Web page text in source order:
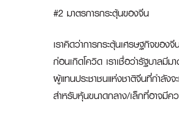
#2 มาตรการกระตุ้นของจีน
เราคิดว่าการกระตุ้นเศรษฐกิจขอ
ก่อนเกิดโควิด เราเชื่อว่ารัฐบาลมี
ผู้แทนประชาชนแห่งชาติจีนที่กำลัง
สำหรับหุ้นขนาดกลาง/เล็กที่อาจมี